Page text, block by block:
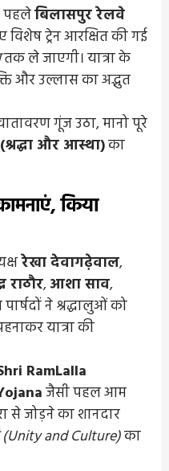
पहलेबिलासपुर रेलवे
ट्रेन आरक्षित की गई
तक ले जाएगी। यात्रा के
और उल्लास का अद्भुत
गूंज उठा, मानो पूरे
और आस्था)का
किया
रेखा देवागढ़ेवाल,
राठौर,आशा साव,
ने श्रद्धालुओं को
यात्रा की
RamLalla
जैसी पहल आम
से जोड़ने का शानदार
and Culture)का